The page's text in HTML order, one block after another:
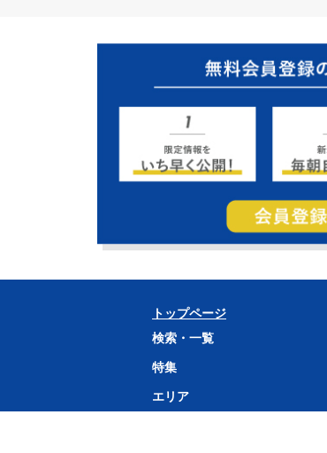
トップページ
検索・一覧
特集
エリア